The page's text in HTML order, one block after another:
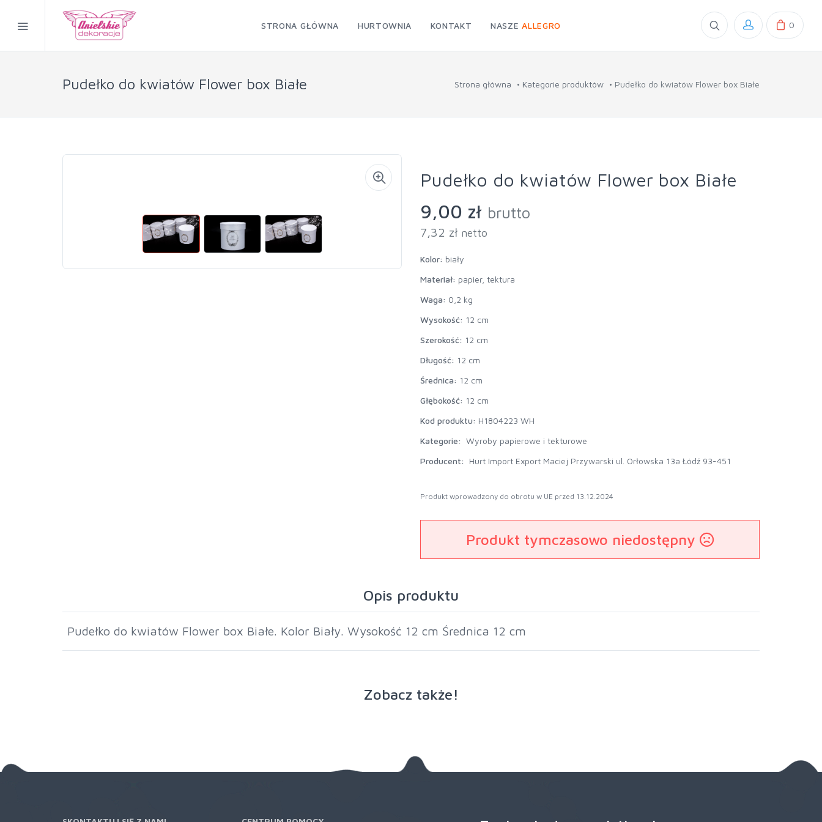
STRONA GŁÓWNA HURTOWNIA KONTAKT NASZEALLEGRO 0
Pudełko do kwiatów Flower box Białe Strona główna Kategorie produktów Pudełko do kwiatów Flower box Białe
Pudełko do kwiatów Flower box Białe
9,00 zł brutto
7,32 zł netto
Kolor: biały
Materiał: papier, tektura
Waga: 0,2 kg
Wysokość: 12 cm
Szerokość: 12 cm
Długość: 12 cm
Średnica: 12 cm
Głębokość: 12 cm
Kod produktu: H1804223 WH
Kategorie: Wyroby papierowe i tekturowe
Producent:
Hurt Import Export Maciej Przywarski ul. Orłowska 13a Łódź 93-451
Produkt wprowadzony do obrotu w UE przed 13.12.2024
Produkt tymczasowo niedostępny
Opis produktu
Pudełko do kwiatów Flower box Białe. Kolor Biały. Wysokość 12 cm Średnica 12 cm
Zobacz także!